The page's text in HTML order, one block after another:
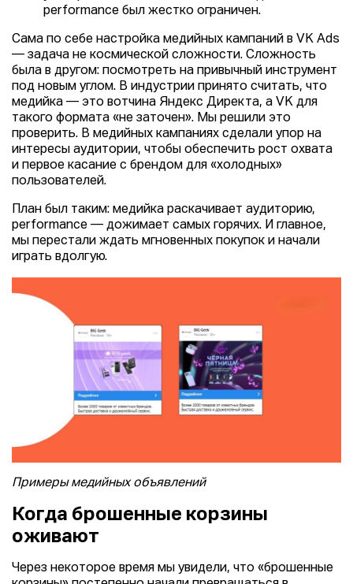
performance был жестко ограничен.
Сама по себе настройка медийных кампаний в VK Ads
— задача не космической сложности. Сложность
была в другом: посмотреть на привычный инструмент
под новым углом. В индустрии принято считать, что
медийка — это вотчина Яндекс Директа, а VK для
такого формата «не заточен». Мы решили это
проверить. В медийных кампаниях сделали упор на
интересы аудитории, чтобы обеспечить рост охвата
и первое касание с брендом для «холодных»
пользователей.
План был таким: медийка раскачивает аудиторию,
performance — дожимает самых горячих. И главное,
мы перестали ждать мгновенных покупок и начали
играть вдолгую.
Примеры медийных объявлений
Когда брошенные корзины
оживают
Через некоторое время мы увидели, что «брошенные